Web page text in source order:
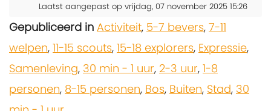
Laatst aangepast op vrijdag, 07 november 2025 15:26
Gepubliceerd in Activiteit, 5-7 bevers, 7-11
welpen, 11-15 scouts, 15-18 explorers, Expressie,
Samenleving, 30 min - 1 uur, 2-3 uur, 1-8
personen, 8-15 personen, Bos, Buiten, Stad, 30